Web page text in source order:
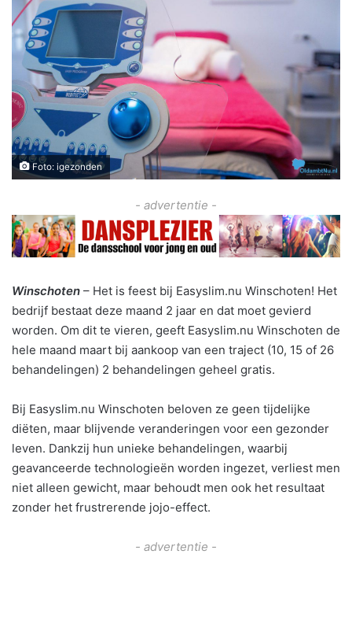
Foto: igezonden
- advertentie -
Winschoten – Het is feest bij Easyslim.nu Winschoten! Het
bedrijf bestaat deze maand 2 jaar en dat moet gevierd
worden. Om dit te vieren, geeft Easyslim.nu Winschoten de
hele maand maart bij aankoop van een traject (10, 15 of 26
behandelingen) 2 behandelingen geheel gratis.
Bij Easyslim.nu Winschoten beloven ze geen tijdelijke
diëten, maar blijvende veranderingen voor een gezonder
leven. Dankzij hun unieke behandelingen, waarbij
geavanceerde technologieën worden ingezet, verliest men
niet alleen gewicht, maar behoudt men ook het resultaat
zonder het frustrerende jojo-effect.
- advertentie -